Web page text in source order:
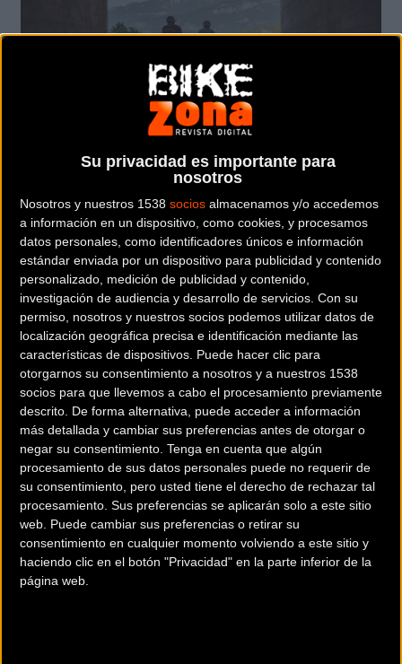
Su privacidad es importante para
nosotros
Nosotros y nuestros 1538 socios almacenamos y/o accedemos
a información en un dispositivo, como cookies, y procesamos
datos personales, como identificadores únicos e información
estándar enviada por un dispositivo para publicidad y contenido
personalizado, medición de publicidad y contenido,
investigación de audiencia y desarrollo de servicios. Con su
permiso, nosotros y nuestros socios podemos utilizar datos de
localización geográfica precisa e identificación mediante las
características de dispositivos. Puede hacer clic para
otorgarnos su consentimiento a nosotros y a nuestros 1538
socios para que llevemos a cabo el procesamiento previamente
descrito. De forma alternativa, puede acceder a información
más detallada y cambiar sus preferencias antes de otorgar o
negar su consentimiento. Tenga en cuenta que algún
procesamiento de sus datos personales puede no requerir de
su consentimiento, pero usted tiene el derecho de rechazar tal
procesamiento. Sus preferencias se aplicarán solo a este sitio
web. Puede cambiar sus preferencias o retirar su
consentimiento en cualquier momento volviendo a este sitio y
haciendo clic en el botón "Privacidad" en la parte inferior de la
página web.
de la Retaguardia
La tecnología de radar integrada en los modelosRECO LINK
detecta vehículos que se aproximan en un amplio ángulo
de60°y a una distancia de hasta140 metros. El sistema
puede monitorizar hasta ocho objetos simultáneamente
con precisión y en tiempo real.